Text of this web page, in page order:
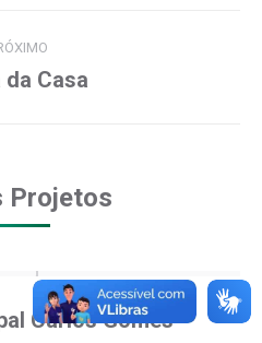
Next
da Casa
Projetos
Carlos Gomes